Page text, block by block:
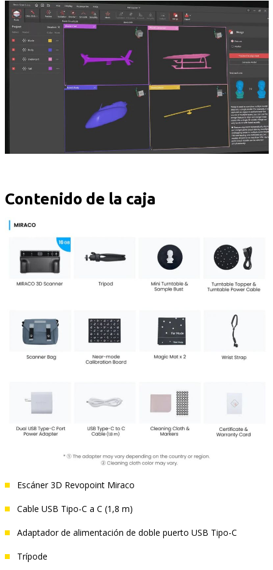
Contenido de la caja
Escáner 3D Revopoint Miraco
Cable USB Tipo-C a C (1,8 m)
Adaptador de alimentación de doble puerto USB Tipo-C
Trípode